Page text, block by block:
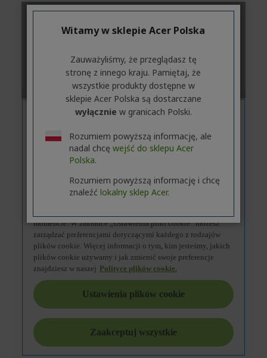
Witamy w sklepie Acer Polska
Zauważyliśmy, że przeglądasz tę
stronę z innego kraju. Pamiętaj, że
wszystkie produkty dostępne w
sklepie Acer Polska są dostarczane
wyłącznie w granicach Polski.
Rozumiem powyższą informację, ale
nadal chcę wejść do sklepu Acer
Polska.
Rozumiem powyższą informację i chcę
znaleźć lokalny sklep Acer.